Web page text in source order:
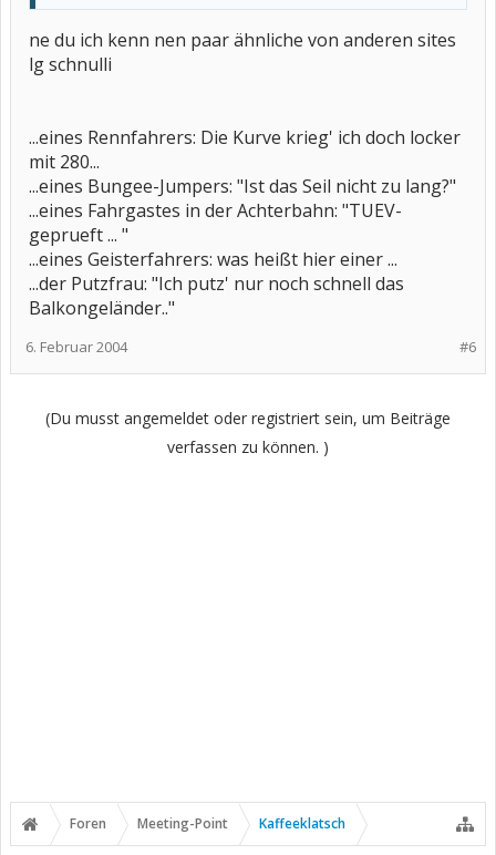
ne du ich kenn nen paar ähnliche von anderen sites
lg schnulli
...eines Rennfahrers: Die Kurve krieg' ich doch locker
mit 280...
...eines Bungee-Jumpers: "Ist das Seil nicht zu lang?"
...eines Fahrgastes in der Achterbahn: "TUEV-
geprueft ... "
...eines Geisterfahrers: was heißt hier einer ...
...der Putzfrau: "Ich putz' nur noch schnell das
Balkongeländer.."
#6
6. Februar 2004
(Du musst angemeldet oder registriert sein, um Beiträge
verfassen zu können. )
Foren Meeting-Point Kaffeeklatsch